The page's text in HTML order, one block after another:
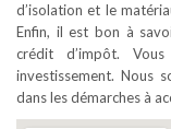
d’isolation et le
Enfin, il est bon à
crédit d’impôt.
investissement. Nous
dans les démarches à